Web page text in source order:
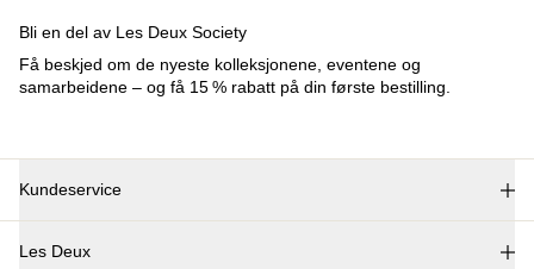
Kundeservice
Kontakt
Les Deux
Bli en del av Les Deux Society
Få beskjed om de nyeste kolleksjonene, eventene og
samarbeidene – og få 15 % rabatt på din første bestilling.